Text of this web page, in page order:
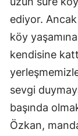
ediyor.
köy
kendisine
sevgi
başında
Özkan,